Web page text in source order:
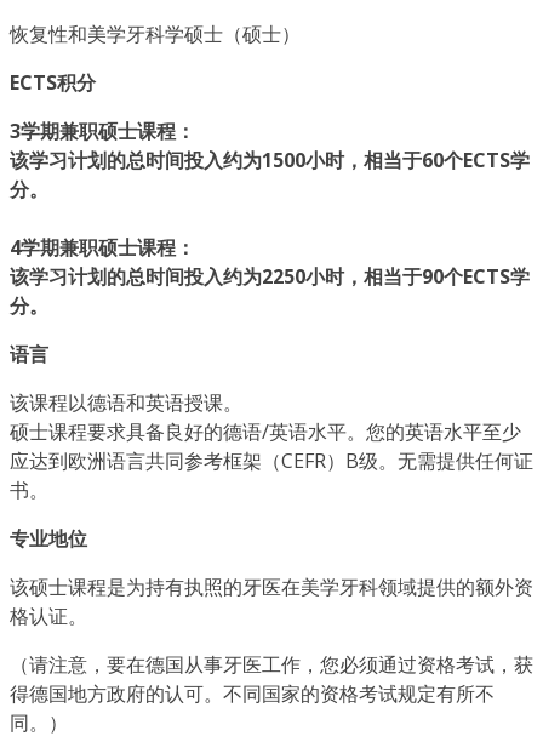
恢复性和美学牙科学硕士（硕士）
ECTS积分
3学期兼职硕士课程：
该学习计划的总时间投入约为1500小时，相当于60个ECTS学
分。
4学期兼职硕士课程：
该学习计划的总时间投入约为2250小时，相当于90个ECTS学
分。
语言
该课程以德语和英语授课。
硕士课程要求具备良好的德语/英语水平。您的英语水平至少
应达到欧洲语言共同参考框架（CEFR）B级。无需提供任何证
书。
专业地位
该硕士课程是为持有执照的牙医在美学牙科领域提供的额外资
格认证。
（请注意，要在德国从事牙医工作，您必须通过资格考试，获
得德国地方政府的认可。不同国家的资格考试规定有所不
同。）